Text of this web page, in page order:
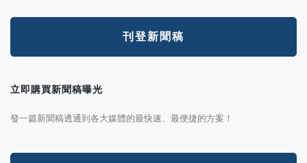
刊登新聞稿
立即購買新聞稿曝光
發一篇新聞稿透通到各大媒體的最快速、最便捷的方案！